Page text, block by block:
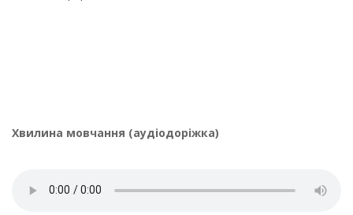
Хвилина мовчання (аудіодоріжка)